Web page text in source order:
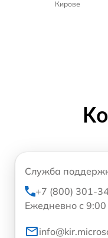
Кирове
Служба
+7 (800) 301-
Ежедневно с